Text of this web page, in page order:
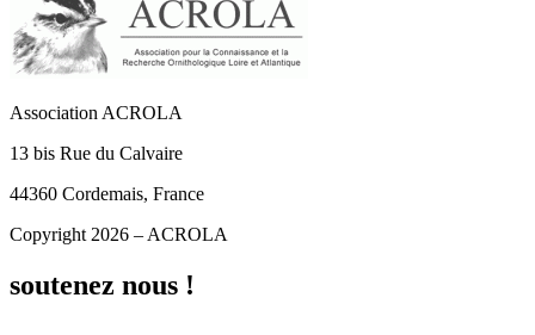
Association ACROLA
13 bis Rue du Calvaire
44360 Cordemais, France
Copyright 2026 – ACROLA
soutenez nous !